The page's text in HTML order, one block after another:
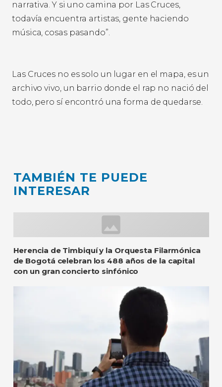
narrativa. Y si uno camina por Las Cruces,
todavía encuentra artistas, gente haciendo
música, cosas pasando”.
Las Cruces no es solo un lugar en el mapa, es un
archivo vivo, un barrio donde el rap no nació del
todo, pero sí encontró una forma de quedarse.
TAMBIÉN TE PUEDE
INTERESAR
Herencia de Timbiquí y la Orquesta Filarmónica
de Bogotá celebran los 488 años de la capital
con un gran concierto sinfónico